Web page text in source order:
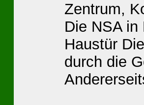
Zentrum,
Die NSA
Haustür
durch die